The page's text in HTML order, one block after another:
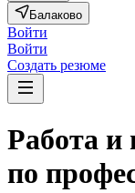
Балаково
Войти
Войти
Создать резюме
Работа и
по